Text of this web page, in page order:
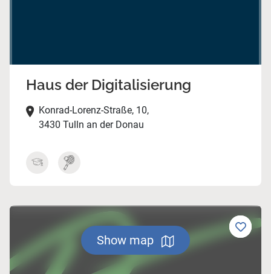
Haus der Digitalisierung
Konrad-Lorenz-Straße, 10,
3430 Tulln an der Donau
Show map